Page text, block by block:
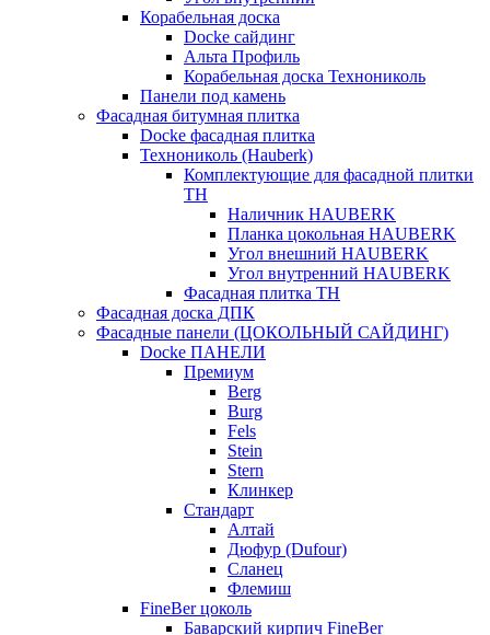
Корабельная доска
Docke сайдинг
Альта Профиль
Корабельная доска Технониколь
Панели под камень
Фасадная битумная плитка
Docke фасадная плитка
Технониколь (Hauberk)
Комплектующие для фасадной плитки
ТН
Наличник HAUBERK
Планка цокольная HAUBERK
Угол внешний HAUBERK
Угол внутренний HAUBERK
Фасадная плитка ТН
Фасадная доска ДПК
Фасадные панели (ЦОКОЛЬНЫЙ САЙДИНГ)
Docke ПАНЕЛИ
Премиум
Berg
Burg
Fels
Stein
Stern
Клинкер
Стандарт
Алтай
Дюфур (Dufour)
Сланец
Флемиш
FineBer цоколь
Баварский кирпич FineBer